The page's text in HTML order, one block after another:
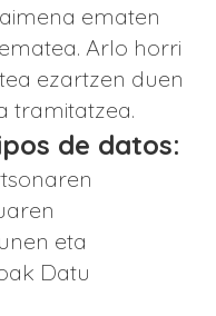
ematen
Arlo horri
ezartzen duen
tramitatzea.
de datos:
eta
Datu